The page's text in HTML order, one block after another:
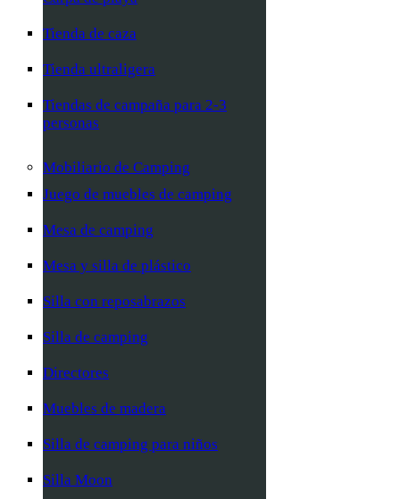
Tienda de caza
Tienda ultraligera
Tiendas de campaña para 2-3
personas
Mobiliario de Camping
Juego de muebles de camping
Mesa de camping
Mesa y silla de plástico
Silla con reposabrazos
Silla de camping
Directores
Muebles de madera
Silla de camping para niños
Silla Moon